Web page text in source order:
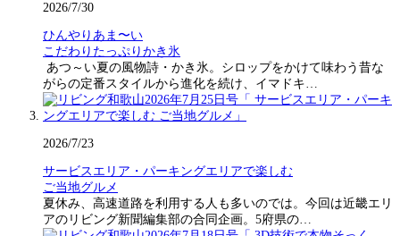
2026/7/30
ひんやりあま〜い
こだわりたっぷりかき氷
あつ～い夏の風物詩・かき氷。シロップをかけて味わう昔な
がらの定番スタイルから進化を続け、イマドキ…
2026/7/23
サービスエリア・パーキングエリアで楽しむ
ご当地グルメ
夏休み、高速道路を利用する人も多いのでは。今回は近畿エリ
アのリビング新聞編集部の合同企画。5府県の…